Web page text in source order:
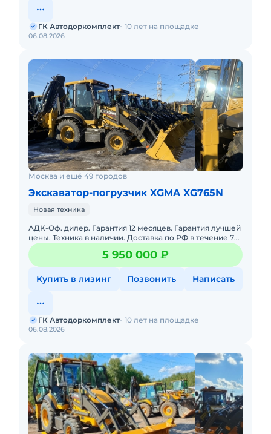
06.08.2026
ГК Автодоркомплект 10 лет на площадке
Москва и ещё 49 городов
Экскаватор-погрузчик XGMA XG765N
Новая техника
АДК-Оф. дилер. Гарантия 12 месяцев. Гарантия лучшей
цены. Техника в наличии. Доставка по РФ в течение 7
5 950 000 ₽
Купить в лизинг Позвонить Написать
06.08.2026
ГК Автодоркомплект 10 лет на площадке